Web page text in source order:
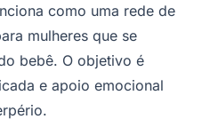
como uma rede de
mulheres que se
bebê. O objetivo é
e apoio emocional